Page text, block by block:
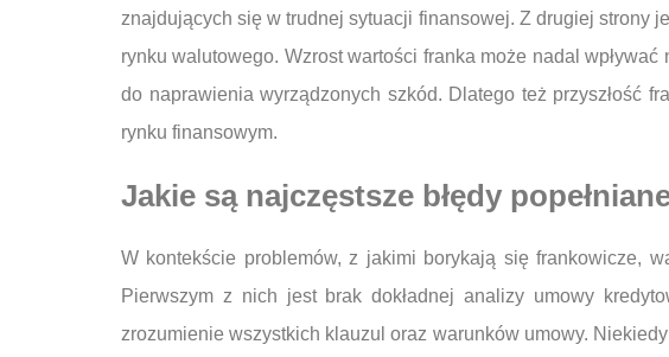
znajdujących się w trudnej sytuacji finansowej. Z drugiej strony
rynku walutowego. Wzrost wartości franka może nadal
do naprawienia wyrządzonych szkód. Dlatego też przyszłość
rynku finansowym.
Jakie są najczęstsze błędy
W kontekście problemów, z jakimi borykają się frankowicze,
Pierwszym z nich jest brak dokładnej analizy umowy
zrozumienie wszystkich klauzul oraz warunków umowy.